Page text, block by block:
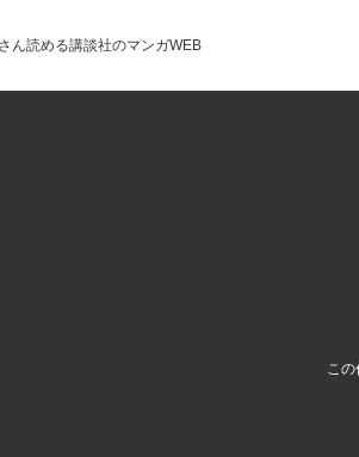
ん読める講談社のマンガWEB
この